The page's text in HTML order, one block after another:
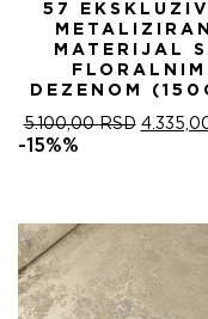
57
MATERIJAL
FLORALNIM
DEZENOM
5.100,00RSD
-15%%